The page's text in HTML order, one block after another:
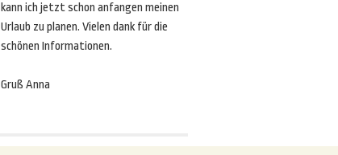
kann ich jetzt schon anfangen meinen
Urlaub zu planen. Vielen dank für die
schönen Informationen.
Gruß Anna